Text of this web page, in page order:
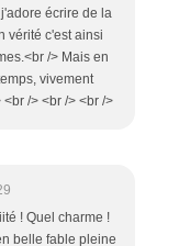
écrire de la
vérité c'est ainsi
/> Mais en
vivement
/> <br /> <br />
! Quel charme !
belle fable pleine